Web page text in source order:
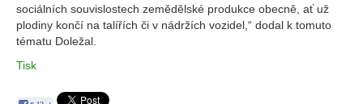
sociálních souvislostech zemědělské produkce obecně, ať už
plodiny končí na talířích či v nádržích vozidel,“ dodal k tomuto
tématu Doležal.
Tisk